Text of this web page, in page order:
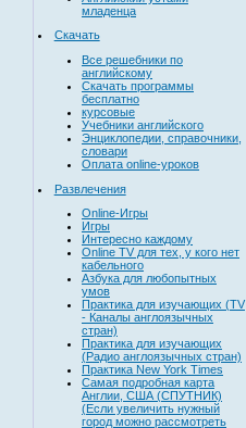
младенца
Скачать
Все решебники по
английскому
Скачать программы
бесплатно
курсовые
Учебники английского
Энциклопедии, справочники,
словари
Оплата online-уроков
Развлечения
Online-Игры
Игры
Интересно каждому
Online TV для тех, у кого нет
кабельного
Азбука для любопытных
умов
Практика для изучающих (TV
- Каналы англоязычных
стран)
Практика для изучающих
(Радио англоязычных стран)
Практика New York Times
Самая подробная карта
Англии, США (СПУТНИК)
(Если увеличить нужный
город можно рассмотреть